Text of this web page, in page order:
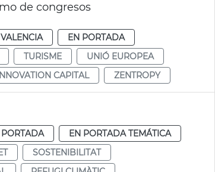
de congresos
VALENCIA
EN PORTADA
TURISME
UNIÓ EUROPEA
CAPITAL ZENTROPY
PORTADA
EN PORTADA TEMÁTICA
SOSTENIBILITAT